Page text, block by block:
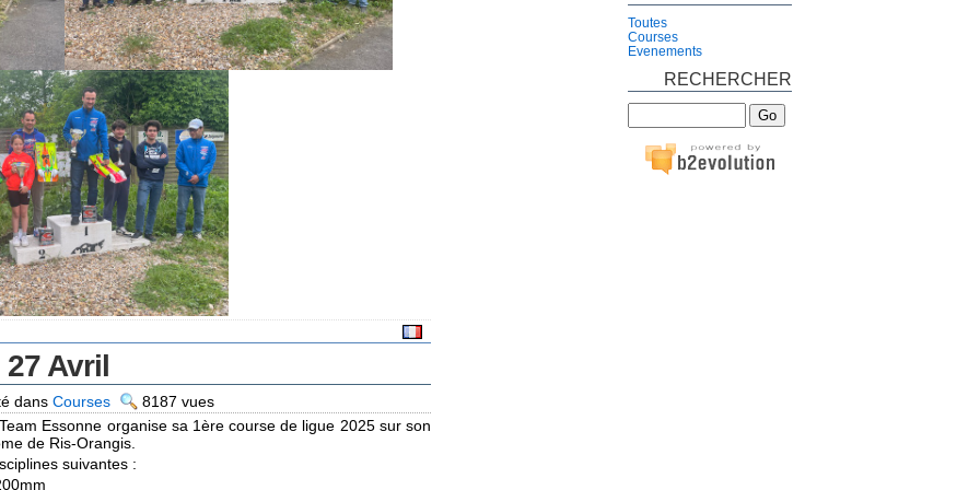
Avril
dans Courses
8187 vues
Essonne organise sa 1ère course de ligue 2025 sur son
de Ris-Orangis.
suivantes :
Toutes
Courses
Evenements
RECHERCHER